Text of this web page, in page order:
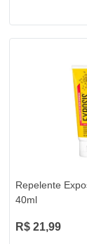
Repelente
40ml
R$ 21,99